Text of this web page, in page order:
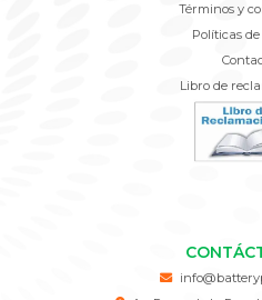
Términos y
Políticas de
Libro de